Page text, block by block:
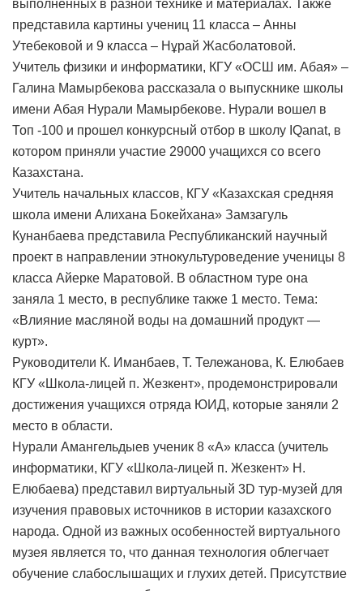
выполненных в разной технике и материалах. Также
представила картины учениц 11 класса – Анны
Утебековой и 9 класса – Нұрай Жасболатовой.
Учитель физики и информатики, КГУ «ОСШ им. Абая» –
Галина Мамырбекова рассказала о выпускнике школы
имени Абая Нурали Мамырбекове. Нурали вошел в
Топ -100 и прошел конкурсный отбор в школу IQanat, в
котором приняли участие 29000 учащихся со всего
Казахстана.
Учитель начальных классов, КГУ «Казахская средняя
школа имени Алихана Бокейхана» Замзагуль
Кунанбаева представила Республиканский научный
проект в направлении этнокультуроведение ученицы 8
класса Айерке Маратовой. В областном туре она
заняла 1 место, в республике также 1 место. Тема:
«Влияние масляной воды на домашний продукт —
курт».
Руководители К. Иманбаев, Т. Тележанова, К. Елюбаев
КГУ «Школа-лицей п. Жезкент», продемонстрировали
достижения учащихся отряда ЮИД, которые заняли 2
место в области.
Нурали Амангельдыев ученик 8 «А» класса (учитель
информатики, КГУ «Школа-лицей п. Жезкент» Н.
Елюбаева) представил виртуальный 3D тур-музей для
изучения правовых источников в истории казахского
народа. Одной из важных особенностей виртуального
музея является то, что данная технология облегчает
обучение слабослышащих и глухих детей. Присутствие